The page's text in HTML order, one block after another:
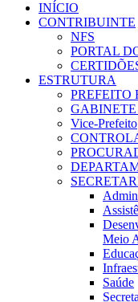
INÍCIO
CONTRIBUINTE
NFS
PORTAL
ESTRUTURA
PREFEITO
GABINETE
Vice-Prefeito
Meio
Saúde